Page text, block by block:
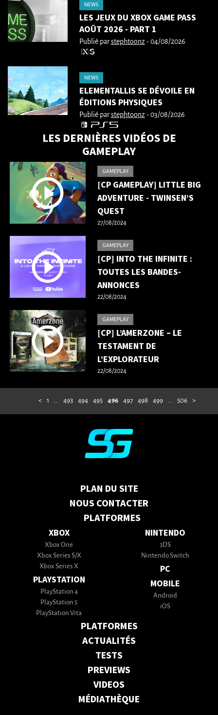
NEWS
LES JEUX DU XBOX GAME PASS
AOÛT 2026 - PART 1
Publié parstephtoonz - 04/08/2026
NEWS
ELEMENTALLIS SE DÉVOILE EN
ÉDITIONS PHYSIQUES
Publié parstephtoonz - 03/08/2026
LES DERNIÈRES VIDÉOS DE
GAMEPLAY
GAMEPLAY
[CP GAMEPLAY] LITTLE BIG
ADVENTURE - TWINSEN’S
QUEST
27/08/2024
GAMEPLAY
[CP] INTO THE INFINITE :
TOUTES LES BANDES-
ANNONCES
22/08/2024
GAMEPLAY
[CP] L’AMERZONE – LE
TESTAMENT DE
L’EXPLORATEUR
22/08/2024
< 1 … 493 494 495 496 497 498 499 … 506 >
PLAN DU SITE
NOUS CONTACTER
PLATFORMES
XBOX
Xbox One
Xbox Series S/X
Xbox Series X
PLAYSTATION
PlayStation 4
PlayStation 5
PlayStation Vita
NINTENDO
3DS
Nintendo Switch
PC
MOBILE
Android
iOS
PLATFORMES
ACTUALITÉS
TESTS
PREVIEWS
VIDEOS
MÉDIATHÈQUE